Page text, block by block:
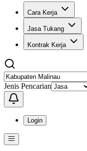
Cara Kerja
Jasa Tukang
Kontrak Kerja
Jenis Pencarian
Login